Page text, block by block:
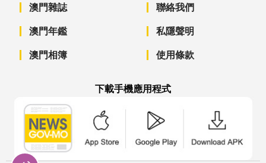
澳門雜誌
澳門年鑑
澳門相簿
聯絡我們
私隱聲明
使用條款
下載手機應用程式